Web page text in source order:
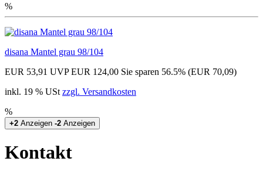
%
disana Mantel grau 98/104
EUR 53,91 UVP EUR 124,00 Sie sparen 56.5% (EUR 70,09)
inkl. 19 % USt zzgl. Versandkosten
%
+2 Anzeigen -2 Anzeigen
Kontakt